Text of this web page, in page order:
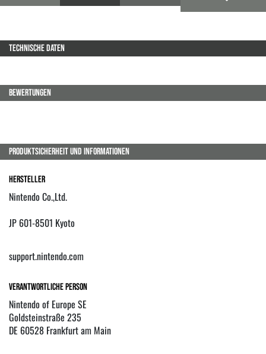
TECHNISCHE DATEN
BEWERTUNGEN
PRODUKTSICHERHEIT UND INFORMATIONEN
Hersteller
Nintendo Co.,Ltd.
JP 601-8501 Kyoto
support.nintendo.com
Verantwortliche Person
Nintendo of Europe SE
Goldsteinstraße 235
DE 60528 Frankfurt am Main